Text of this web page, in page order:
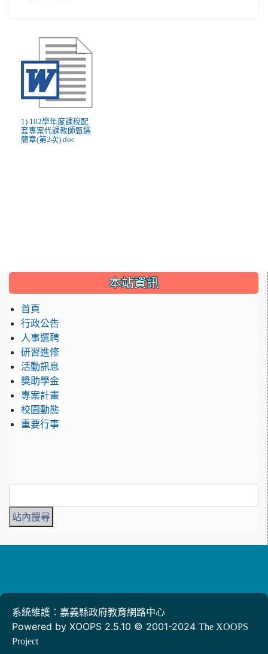
1) 102學年度課稅配
套專案代課教師甄選
簡章(第2次).doc
::: 本站資訊
首頁
行政公告
人事選聘
研習進修
活動訊息
獎助學金
專案計畫
校園動態
重要行事
系統維護：嘉義縣政府教育網路中心
Powered by XOOPS 2.5.10 © 2001-2024 The XOOPS
Project